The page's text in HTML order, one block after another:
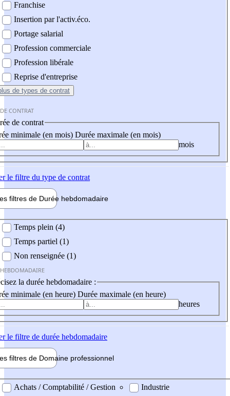
Franchise
Insertion par l'activ.éco.
Portage salarial
Profession commerciale
Profession libérale
Reprise d'entreprise
de types de contrat
CONTRAT
de contrat
minimale (en mois) Durée maximale (en mois)
mois
le filtre du type de contrat
filtres de Durée hebdomadaire
Temps plein (4)
Temps partiel (1)
Non renseignée (1)
la durée hebdomadaire :
minimale (en heure) Durée maximale (en heure)
heures
le filtre de durée hebdomadaire
filtres de Domaine professionnel
professionel
Achats / Comptabilité / Gestion
Industrie